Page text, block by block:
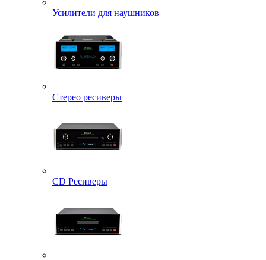
Усилители для наушников
Стерео ресиверы
CD Ресиверы